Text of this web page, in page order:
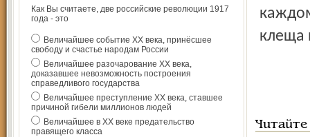
Как Вы считаете, две российские революции 1917
года - это
Величайшее событие ХХ века, принёсшее
свободу и счастье народам России
Величайшее разочарование ХХ века,
доказавшее невозможность построения
справедливого государства
Величайшее преступление ХХ века, ставшее
причиной гибели миллионов людей
Величайшее в ХХ веке предательство
правящего класса
клеща